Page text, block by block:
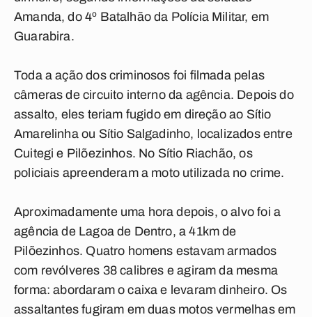
Amanda, do 4º Batalhão da Polícia Militar, em
Guarabira.
Toda a ação dos criminosos foi filmada pelas
câmeras de circuito interno da agência. Depois do
assalto, eles teriam fugido em direção ao Sítio
Amarelinha ou Sítio Salgadinho, localizados entre
Cuitegi e Pilõezinhos. No Sítio Riachão, os
policiais apreenderam a moto utilizada no crime.
Aproximadamente uma hora depois, o alvo foi a
agência de Lagoa de Dentro, a 41km de
Pilõezinhos. Quatro homens estavam armados
com revólveres 38 calibres e agiram da mesma
forma: abordaram o caixa e levaram dinheiro. Os
assaltantes fugiram em duas motos vermelhas em